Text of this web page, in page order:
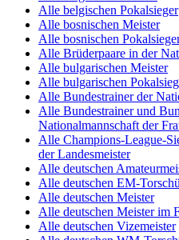
Alle belgischen Pokalsieger
Alle bosnischen Meister
Alle bosnischen
Alle Brüderpaare in der
Alle bulgarischen Meister
Alle bulgarischen
Alle Bundestrainer der
Alle Bundestrainer und
Nationalmannschaft der
Alle Champions-League-
der Landesmeister
Alle deutschen
Alle deutschen EM-
Alle deutschen Meister
Alle deutschen Meister im
Alle deutschen Vizemeister